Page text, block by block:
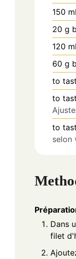
150 ml
20 g
120 ml
60 g
to
to
to
selon
Dans
filet